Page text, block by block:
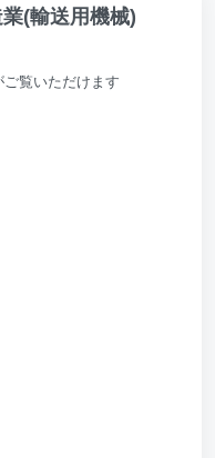
(輸送用機械)
覧いただけます